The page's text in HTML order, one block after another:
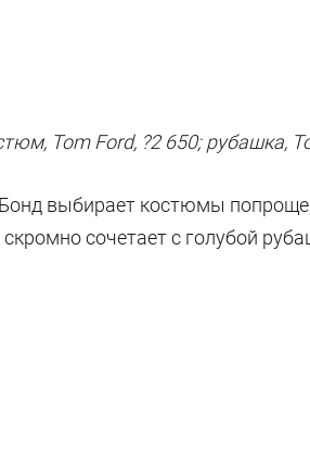
Tom Ford, ?2 650; рубашка,
выбирает костюмы
сочетает с голубой